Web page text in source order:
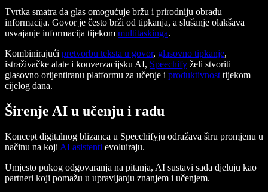
Tvrtka smatra da glas omogućuje bržu i prirodniju obradu
informacija. Govor je često brži od tipkanja, a slušanje olakšava
usvajanje informacija tijekom multitaskinga.
Kombinirajući pretvorbu teksta u govor, glasovno tipkanje,
istraživačke alate i konverzacijsku AI, Speechify želi stvoriti
glasovno orijentiranu platformu za učenje i produktivnost tijekom
cijelog dana.
Širenje AI u učenju i radu
Koncept digitalnog blizanca u Speechifyju odražava širu promjenu u
načinu na koji AI asistenti evoluiraju.
Umjesto pukog odgovaranja na pitanja, AI sustavi sada djeluju kao
partneri koji pomažu u upravljanju znanjem i učenjem.